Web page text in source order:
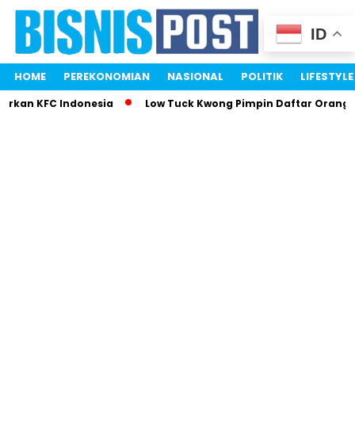
HOME PEREKONOMIAN NASIONAL POLITIK LIFESTYLE
KFC Indonesia Low Tuck Kwong Pimpin Daftar Orang
ID